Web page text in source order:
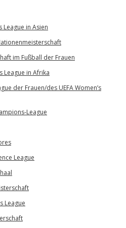
League in Asien
im Fußball der Frauen
League in Afrika
der Frauen/des UEFA Women’s
League
League
League